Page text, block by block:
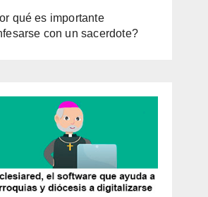
qué es importante
con un sacerdote?